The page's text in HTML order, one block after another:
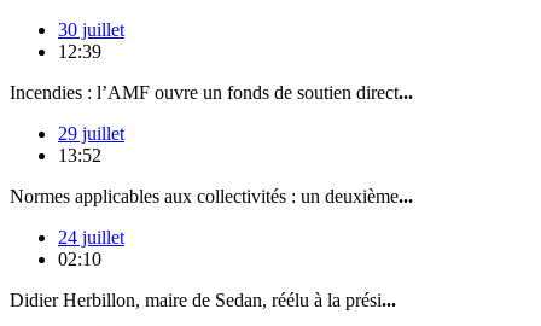
30 juillet
12:39
Incendies : l’AMF ouvre un fonds de soutien direct...
29 juillet
13:52
Normes applicables aux collectivités : un deuxième...
24 juillet
02:10
Didier Herbillon, maire de Sedan, réélu à la prési...